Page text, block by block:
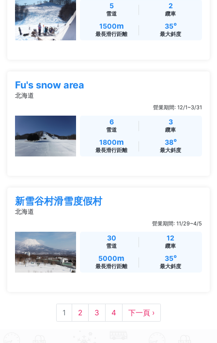
5
雪道
2
纜車
1500m
最長滑行距離
35°
最大斜度
Fu's snow area
北海道
營業期間: 12/1~3/31
6
雪道
3
纜車
1800m
最長滑行距離
38°
最大斜度
新雪谷村滑雪度假村
北海道
營業期間: 11/29~4/5
30
雪道
12
纜車
5000m
最長滑行距離
35°
最大斜度
1 2 3 4 下一頁 ›